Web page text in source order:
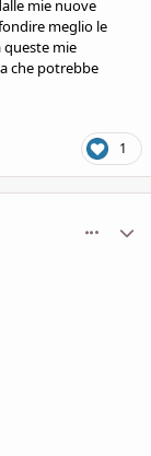
mie nuove
meglio le
queste mie
che potrebbe
1